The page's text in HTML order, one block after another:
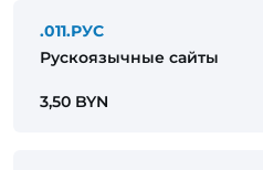
.011.РУС
Рускоязычные сайты
3,50 BYN